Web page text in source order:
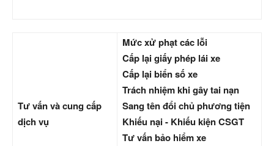
Tư vấn và cung cấp
dịch vụ
Mức xử phạt các lỗi
Cấp lại giấy phép lái xe
Cấp lại biển số xe
Trách nhiệm khi gây tai nạn
Sang tên đổi chủ phương tiện
Khiếu nại - Khiếu kiện CSGT
Tư vấn bảo hiểm xe